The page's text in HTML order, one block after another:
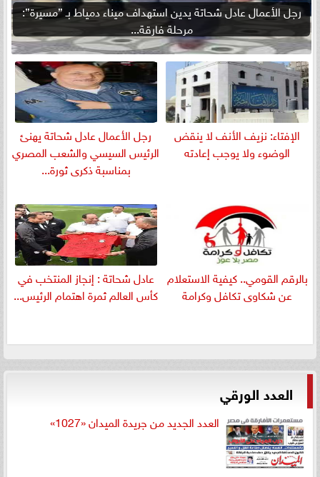
رجل الأعمال عادل شحاتة يدين استهداف ميناء دمياط بـ ”مسيرة”:
مرحلة فارقة...
الإفتاء: نزيف الأنف لا ينقض
الوضوء ولا يوجب إعادته
رجل الأعمال عادل شحاتة يهنئ
الرئيس السيسي والشعب المصري
بمناسبة ذكرى ثورة...
بالرقم القومي.. كيفية الاستعلام
عن شكاوى تكافل وكرامة
عادل شحاتة : إنجاز المنتخب في
كأس العالم ثمرة اهتمام الرئيس...
العدد الورقي
العدد الجديد من جريدة الميدان «1027»